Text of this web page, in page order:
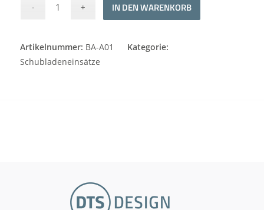
IN DEN WARENKORB
Artikelnummer: BA-A01
Kategorie:
Schubladeneinsätze